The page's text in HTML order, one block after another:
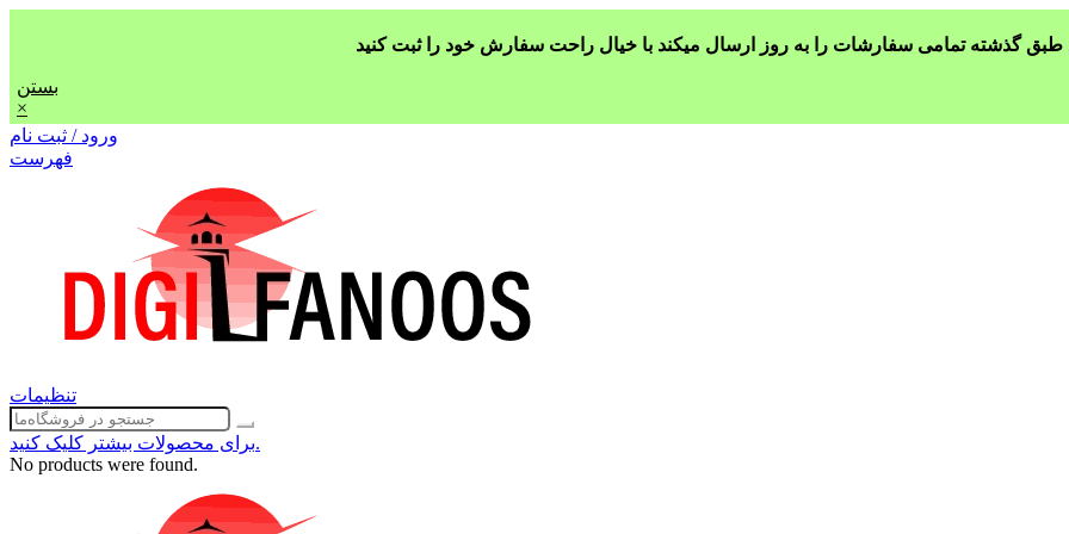
بستن
×
ورود / ثبت نام
فهرست
تنظیمات
برای محصولات بیشتر کلیک کنید.
No products were found.